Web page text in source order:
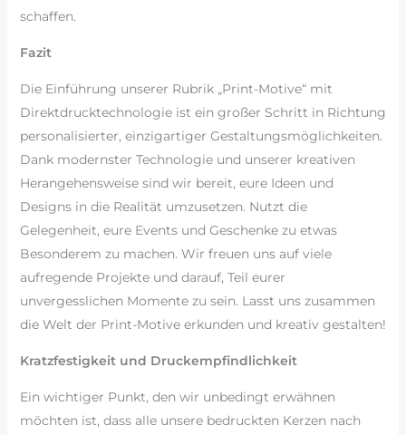
schaffen.
Fazit
Die Einführung unserer Rubrik „Print-Motive“ mit
Direktdrucktechnologie ist ein großer Schritt in Richtung
personalisierter, einzigartiger Gestaltungsmöglichkeiten.
Dank modernster Technologie und unserer kreativen
Herangehensweise sind wir bereit, eure Ideen und
Designs in die Realität umzusetzen. Nutzt die
Gelegenheit, eure Events und Geschenke zu etwas
Besonderem zu machen. Wir freuen uns auf viele
aufregende Projekte und darauf, Teil eurer
unvergesslichen Momente zu sein. Lasst uns zusammen
die Welt der Print-Motive erkunden und kreativ gestalten!
Kratzfestigkeit und Druckempfindlichkeit
Ein wichtiger Punkt, den wir unbedingt erwähnen
möchten ist, dass alle unsere bedruckten Kerzen nach